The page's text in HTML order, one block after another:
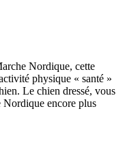
Nordique, cette
physique « santé »
Le chien dressé, vous
Nordique encore plus